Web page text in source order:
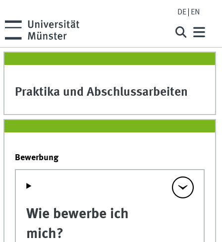
DE EN
Praktika und Abschlussarbeiten
Bewerbung
Wie bewerbe ich
mich?